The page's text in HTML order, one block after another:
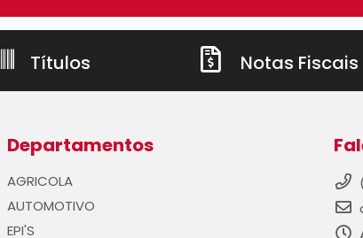
Títulos Notas Fiscais
Departamentos
AGRICOLA
AUTOMOTIVO
EPI'S